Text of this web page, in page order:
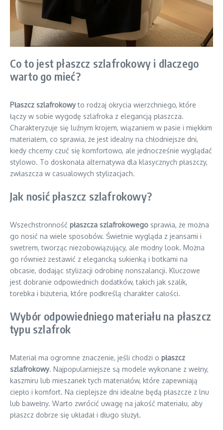
Co to jest płaszcz szlafrokowy i dlaczego
warto go mieć?
Płaszcz szlafrokowyto rodzaj okrycia wierzchniego, które
łączy w sobie wygodę szlafroka z elegancją płaszcza.
Charakteryzuje się luźnym krojem, wiązaniem w pasie i miękkim
materiałem, co sprawia, że jest idealny na chłodniejsze dni,
kiedy chcemy czuć się komfortowo, ale jednocześnie wyglądać
stylowo. To doskonała alternatywa dla klasycznych płaszczy,
zwłaszcza w casualowych stylizacjach.
Jak nosić płaszcz szlafrokowy?
Wszechstronność płaszcza szlafrokowego sprawia, że można
go nosić na wiele sposobów. Świetnie wygląda z jeansami i
swetrem, tworząc niezobowiązujący, ale modny look. Można
go również zestawić z elegancką sukienką i botkami na
obcasie, dodając stylizacji odrobinę nonszalancji. Kluczowe
jest dobranie odpowiednich dodatków, takich jak szalik,
torebka i biżuteria, które podkreślą charakter całości.
Wybór odpowiedniego materiału na płaszcz
typu szlafrok
Materiał ma ogromne znaczenie, jeśli chodzi o płaszcz
szlafrokowy. Najpopularniejsze są modele wykonane z wełny,
kaszmiru lub mieszanek tych materiałów, które zapewniają
ciepło i komfort. Na cieplejsze dni idealne będą płaszcze z lnu
lub bawełny. Warto zwrócić uwagę na jakość materiału, aby
płaszcz dobrze się układał i długo służył.